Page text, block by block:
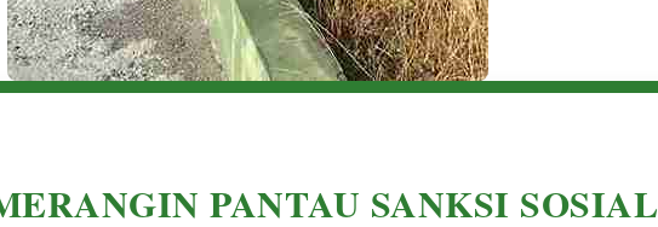
PANTAU SANKSI SOSIAL